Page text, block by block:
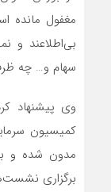
مغفول مانده
بی‌‌اطلاعند و
سهام و… چه
وی پیشنهاد
کمیسیون
مدون شده و
برگزاری